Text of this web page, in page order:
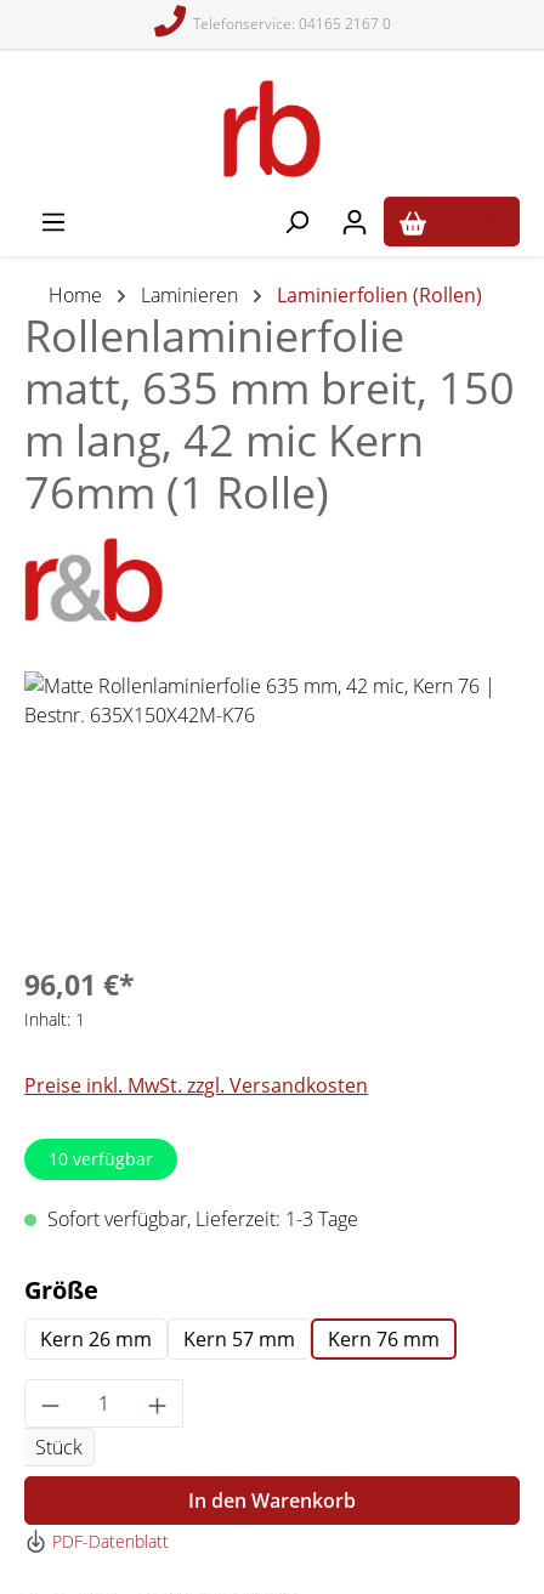
Telefonservice: 04165 2167 0
Home Laminieren Laminierfolien (Rollen)
Rollenlaminierfolie
matt, 635 mm breit, 150
m lang, 42 mic Kern
76mm (1 Rolle)
Bildergalerie überspringen
96,01 €*
Inhalt: 1
Preise inkl. MwSt. zzgl. Versandkosten
10 verfügbar
Sofort verfügbar, Lieferzeit: 1-3 Tage
Größe
Kern 26 mm Kern 57 mm Kern 76 mm
Produkt Anzahl: Gib den gewünschten
Stück
In den Warenkorb
PDF-Datenblatt